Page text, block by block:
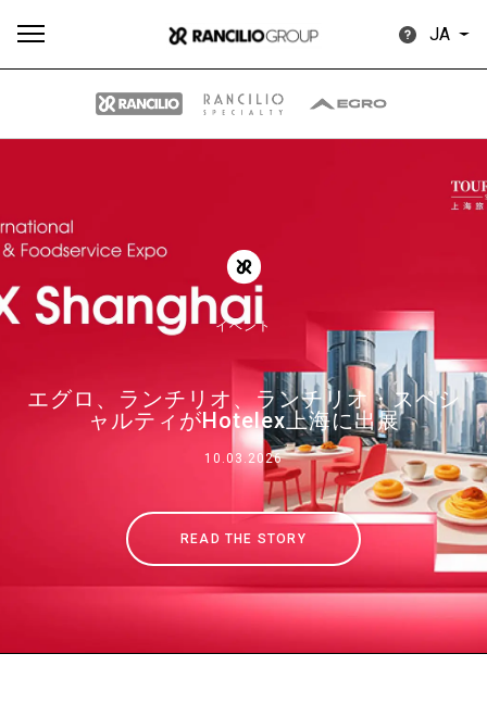
JA
イベント
エグロ、ランチリオ、ランチリオ・スペシ
ャルティがHotelex上海に出展
10.03.2026
READ THE STORY
べ
て
Our brands
ニュース